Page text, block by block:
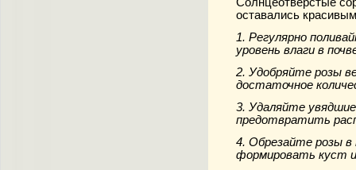
оставались
1. Регулярно
уровень влаги в
2. Удобряйте розы
достаточное
3. Удаляйте
предотвратить
4. Обрезайте розы в
формировать куст